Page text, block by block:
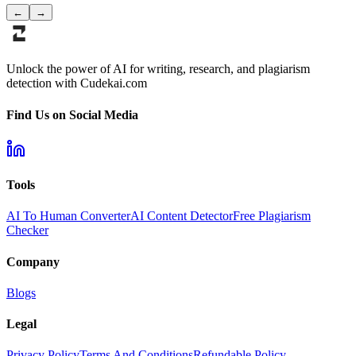
← →
Unlock the power of AI for writing, research, and plagiarism
detection with Cudekai.com
Find Us on Social Media
Tools
AI To Human ConverterAI Content DetectorFree Plagiarism
Checker
Company
Blogs
Legal